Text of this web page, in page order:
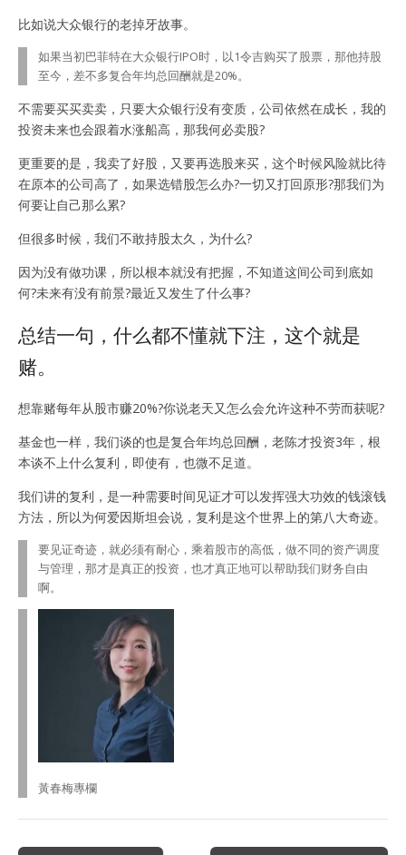
比如说大众银行的老掉牙故事。
如果当初巴菲特在大众银行IPO时，以1令吉购买了股票，那他持股
至今，差不多复合年均总回酬就是20%。
不需要买买卖卖，只要大众银行没有变质，公司依然在成长，我的
投资未来也会跟着水涨船高，那我何必卖股?
更重要的是，我卖了好股，又要再选股来买，这个时候风险就比待
在原本的公司高了，如果选错股怎么办?一切又打回原形?那我们为
何要让自己那么累?
但很多时候，我们不敢持股太久，为什么?
因为没有做功课，所以根本就没有把握，不知道这间公司到底如
何?未来有没有前景?最近又发生了什么事?
总结一句，什么都不懂就下注，这个就是
赌。
想靠赌每年从股市赚20%?你说老天又怎么会允许这种不劳而获呢?
基金也一样，我们谈的也是复合年均总回酬，老陈才投资3年，根
本谈不上什么复利，即使有，也微不足道。
我们讲的复利，是一种需要时间见证才可以发挥强大功效的钱滚钱
方法，所以为何爱因斯坦会说，复利是这个世界上的第八大奇迹。
要见证奇迹，就必须有耐心，乘着股市的高低，做不同的资产调度
与管理，那才是真正的投资，也才真正地可以帮助我们财务自由
啊。
黃春梅專欄